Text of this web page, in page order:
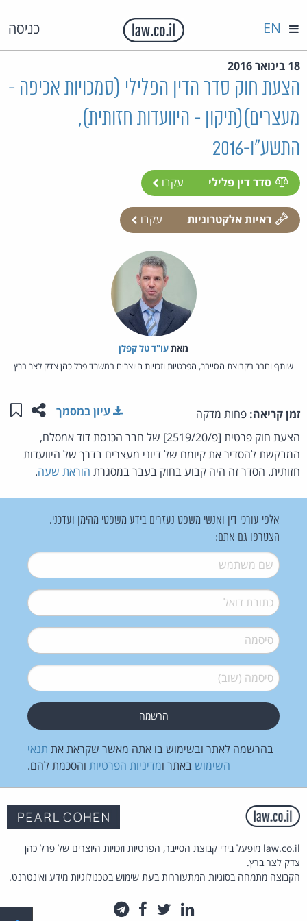
כניסה EN
18 בינואר 2016
הצעת חוק סדר הדין הפלילי (סמכויות אכיפה -
מעצרים)(תיקון - היוועדות חזותית),
התשע"ו-2016
סדר דין פלילי עקבו
ראיות אלקטרוניות עקבו
מאת‏עו"ד טל קפלן
שותף וחבר בקבוצת הסייבר, הפרטיות וזכויות היוצרים במשרד פרל כהן צדק לצר ברץ
זמן קריאה: פחות מדקה שתפו
עיון במסמך
הצעת חוק פרטית [פ/2519/20] של חבר הכנסת דוד אמסלם,
המבקשת להסדיר את קיומם של דיוני מעצרים בדרך של היוועדות
חזותית. הסדר זה היה קבוע בחוק בעבר במסגרת הוראת שעה.
אלפי עורכי דין ואנשי משפט נעזרים בידע משפטי מהימן ועדכני.
הצטרפו גם אתם:
שם משתמש*
דואל*
סיסמה*
סיסמה (שוב)*
בהרשמה לאתר ובשימוש בו אתה מאשר שקראת את תנאי
השימוש באתר ומדיניות הפרטיות והסכמת להם.
law.co.il מופעל בידי קבוצת הסייבר, הפרטיות וזכויות היוצרים של פרל כהן
צדק לצר ברץ.
הקבוצה מתמחה בסוגיות המתעוררות בעת שימוש בטכנולוגיות מידע ואינטרנט.
לינקדאין
טוויטרפייסבוק